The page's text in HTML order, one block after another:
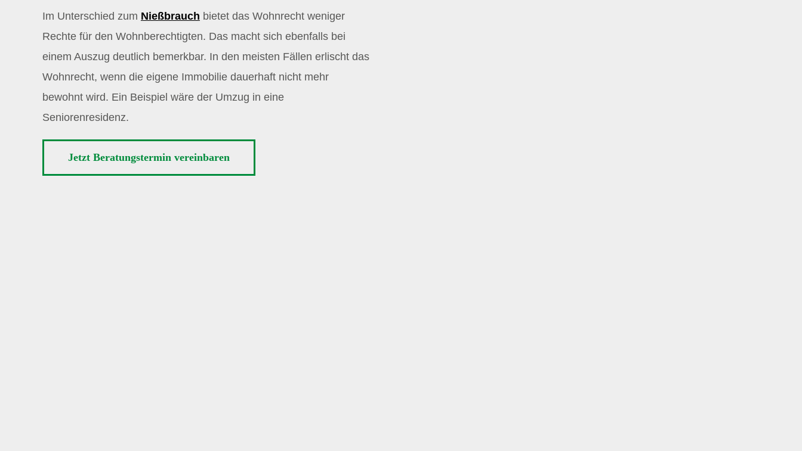
Im Unterschied zum Nießbrauch bietet das Wohnrecht weniger
Rechte für den Wohnberechtigten. Das macht sich ebenfalls bei
einem Auszug deutlich bemerkbar. In den meisten Fällen erlischt das
Wohnrecht, wenn die eigene Immobilie dauerhaft nicht mehr
bewohnt wird. Ein Beispiel wäre der Umzug in eine
Seniorenresidenz.
Jetzt Beratungstermin vereinbaren